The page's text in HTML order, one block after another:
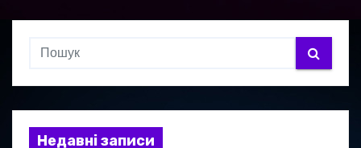
Недавні записи